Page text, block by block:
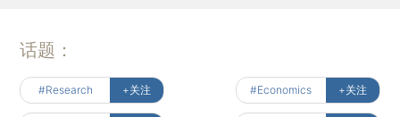
话题：
#Research +关注 #Economics +关注